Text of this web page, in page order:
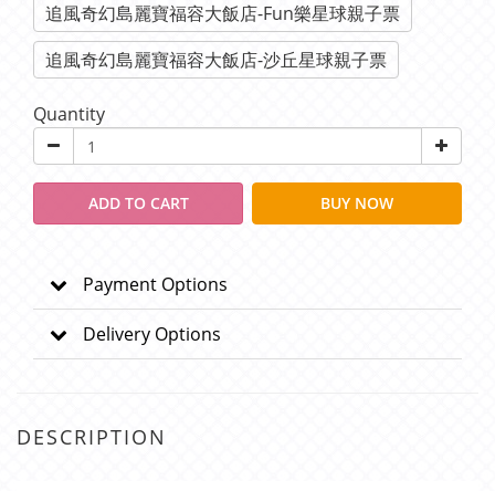
追風奇幻島麗寶福容大飯店-Fun樂星球親子票
追風奇幻島麗寶福容大飯店-沙丘星球親子票
Quantity
ADD TO CART BUY NOW
Payment Options
Delivery Options
DESCRIPTION